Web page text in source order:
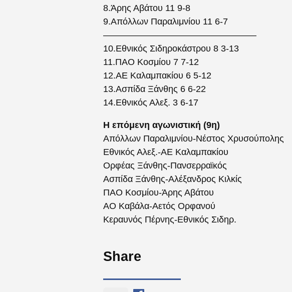
8.Άρης Αβάτου 11 9-8
9.Απόλλων Παραλιμνίου 11 6-7
—————————————————
10.Εθνικός Σιδηροκάστρου 8 3-13
11.ΠΑΟ Κοσμίου 7 7-12
12.ΑΕ Καλαμπακίου 6 5-12
13.Ασπίδα Ξάνθης 6 6-22
14.Εθνικός Αλεξ. 3 6-17
Η επόμενη αγωνιστική (9η)
Απόλλων Παραλιμνίου-Νέστος Χρυσούπολης
Εθνικός Αλεξ.-ΑΕ Καλαμπακίου
Ορφέας Ξάνθης-Πανσερραϊκός
Ασπίδα Ξάνθης-Αλέξανδρος Κιλκίς
ΠΑΟ Κοσμίου-Άρης Αβάτου
ΑΟ Καβάλα-Αετός Ορφανού
Κεραυνός Πέρνης-Εθνικός Σιδηρ.
Share